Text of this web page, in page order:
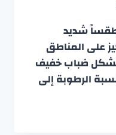
طقساً شديد
على المناطق
ضباب خفيف
الرطوبة إلى